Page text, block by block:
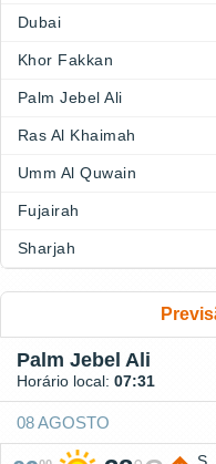
Dubai
Khor Fakkan
Palm Jebel Ali
Ras Al Khaimah
Umm Al Quwain
Fujairah
Sharjah
Palm Jebel Ali
Horário local: 07:31
08 AGOSTO
S